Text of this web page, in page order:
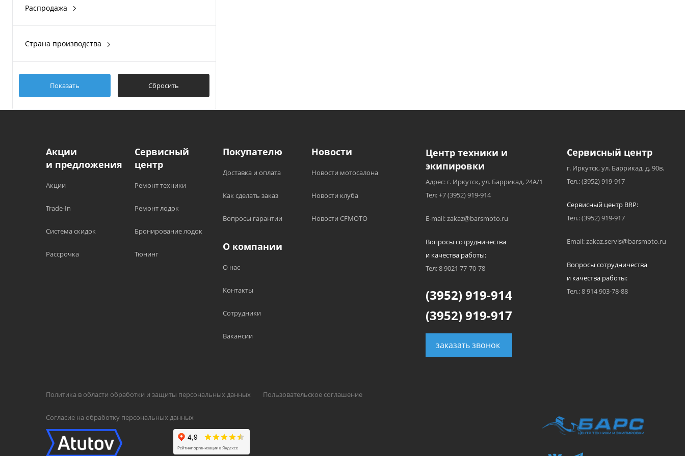
Black Blue
Показать ещё 4
2021
Распродажа
Страна производства
Показать Сбросить
Акции
и предложения
Акции
Trade-In
Система скидок
Рассрочка
Сервисный
центр
Ремонт техники
Ремонт лодок
Бронирование лодок
Тюнинг
Покупателю
Доставка и оплата
Как сделать заказ
Вопросы гарантии
Новости
Новости мотосалона
Новости клуба
Новости CFMOTO
О компании
О нас
Контакты
Сотрудники
Вакансии
Политика в области обработки и защиты персональных данных Пользовательское соглашение
Согласие на обработку персональных данных
Центр техники и
экипировки
Адрес: г. Иркутск, ул. Баррикад, 24А/1
Тел: +7 (3952) 919-914
E-mail: zakaz@barsmoto.ru
Вопросы сотрудничества
и качества работы:
Тел: 8 9021 77-70-78
(3952) 919-914
(3952) 919-917
заказать звонок
Сервисный центр
г. Иркутск, ул. Баррикад, д. 90в.
Тел.: (3952) 919-917
Сервисный центр BRP:
Тел.: (3952) 919-917
Email: zakaz.servis@barsmoto.ru
Вопросы сотрудничества
и качества работы:
Тел.: 8 914 903-78-88